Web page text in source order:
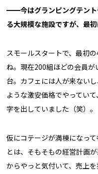
━━今はグランピングテント
る大規模な施設ですが、最
スモールスタートで、最初
ね。現在200組ほどの会員
台。カフェには人が来ない
ような激安価格でやってい
字を出していました（笑）。
仮にコテージが満棟になっ
とは、そもそもの経営計画
からやっと気付いて、売上